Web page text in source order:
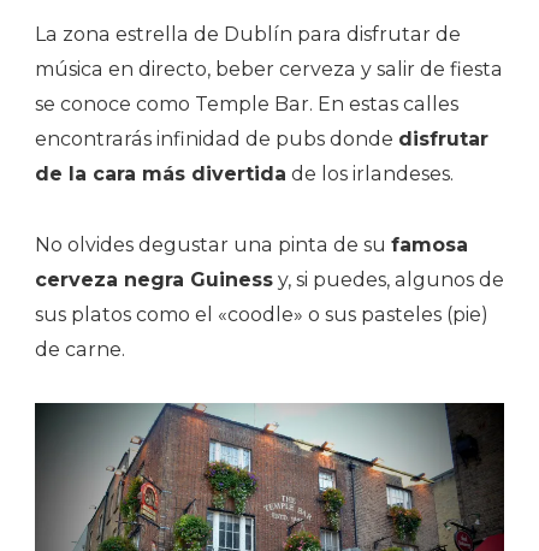
La zona estrella de Dublín para disfrutar de
música en directo, beber cerveza y salir de fiesta
se conoce como Temple Bar. En estas calles
encontrarás infinidad de pubs donde disfrutar
de la cara más divertida de los irlandeses.
No olvides degustar una pinta de su famosa
cerveza negra Guiness y, si puedes, algunos de
sus platos como el «coodle» o sus pasteles (pie)
de carne.